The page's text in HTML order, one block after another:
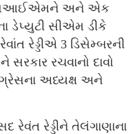
અને એક
ડેપ્યુટી સીએમ ડીકે
રેડ્ડીએ 3 ડિસેમ્બરની
રચવાનો દાવો
અધ્યક્ષ અને
રેડ્ડીને તેલંગાણાના